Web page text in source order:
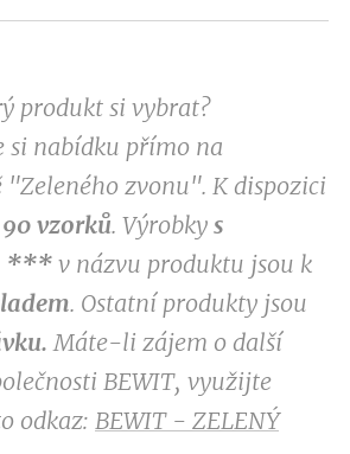
produkt si vybrat?
si nabídku přímo na
"Zeleného zvonu". K dispozici
90 vzorků. Výrobky s
*** v názvu produktu jsou k
. Ostatní produkty jsou
Máte-li zájem o další
BEWIT, využijte
odkaz: BEWIT - ZELENÝ